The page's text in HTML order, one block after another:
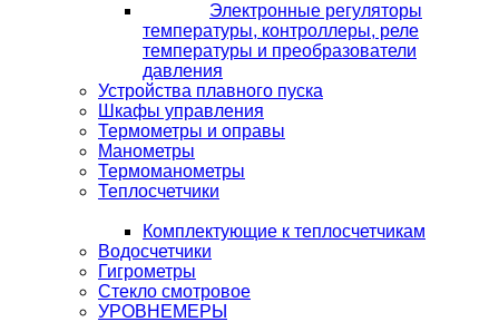
Электронные регуляторы
температуры, контроллеры, реле
температуры и преобразователи
давления
Устройства плавного пуска
Шкафы управления
Термометры и оправы
Манометры
Термоманометры
Теплосчетчики
Комплектующие к теплосчетчикам
Водосчетчики
Гигрометры
Стекло смотровое
УРОВНЕМЕРЫ